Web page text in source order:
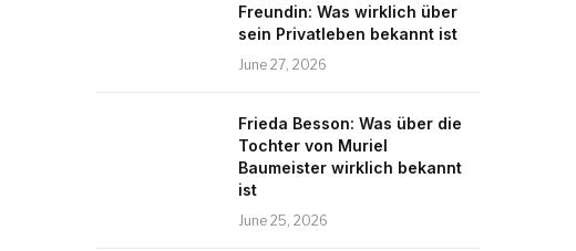
Freundin: Was wirklich über
sein Privatleben bekannt ist
June 27, 2026
Frieda Besson: Was über die
Tochter von Muriel
Baumeister wirklich bekannt
ist
June 25, 2026